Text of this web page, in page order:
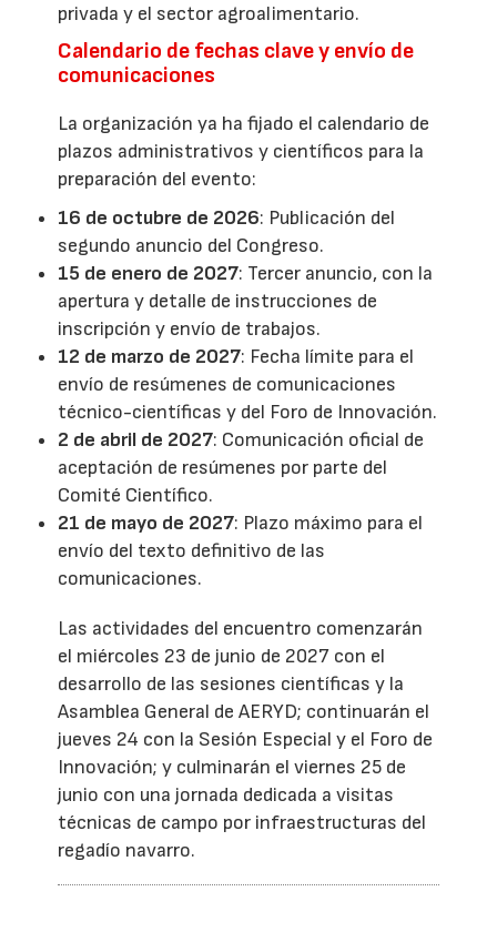
privada y el sector agroalimentario.
Calendario de fechas clave y envío de
comunicaciones
La organización ya ha fijado el calendario de
plazos administrativos y científicos para la
preparación del evento:
16 de octubre de 2026: Publicación del
segundo anuncio del Congreso.
15 de enero de 2027: Tercer anuncio, con la
apertura y detalle de instrucciones de
inscripción y envío de trabajos.
12 de marzo de 2027: Fecha límite para el
envío de resúmenes de comunicaciones
técnico-científicas y del Foro de Innovación.
2 de abril de 2027: Comunicación oficial de
aceptación de resúmenes por parte del
Comité Científico.
21 de mayo de 2027: Plazo máximo para el
envío del texto definitivo de las
comunicaciones.
Las actividades del encuentro comenzarán
el miércoles 23 de junio de 2027 con el
desarrollo de las sesiones científicas y la
Asamblea General de AERYD; continuarán el
jueves 24 con la Sesión Especial y el Foro de
Innovación; y culminarán el viernes 25 de
junio con una jornada dedicada a visitas
técnicas de campo por infraestructuras del
regadío navarro.